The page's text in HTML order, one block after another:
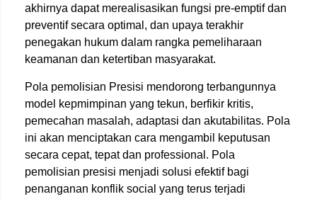
akhirnya dapat merealisasikan fungsi pre-emptif dan
preventif secara optimal, dan upaya terakhir
penegakan hukum dalam rangka pemeliharaan
keamanan dan ketertiban masyarakat.
Pola pemolisian Presisi mendorong terbangunnya
model kepmimpinan yang tekun, berfikir kritis,
pemecahan masalah, adaptasi dan akutabilitas. Pola
ini akan menciptakan cara mengambil keputusan
secara cepat, tepat dan professional. Pola
pemolisian presisi menjadi solusi efektif bagi
penanganan konflik social yang terus terjadi